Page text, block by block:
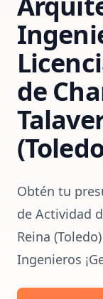
de
Obtén tu
de Actividad
Reina
Ingenieros